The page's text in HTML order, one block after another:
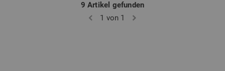
9 Artikel gefunden
1 von 1